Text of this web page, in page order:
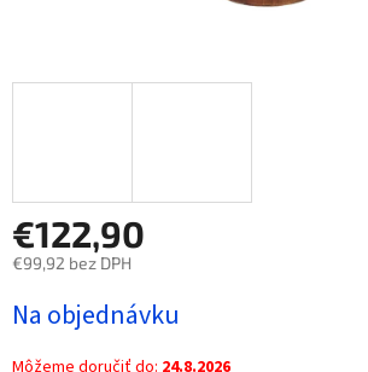
€122,90
€99,92 bez DPH
cena:
Na objednávku